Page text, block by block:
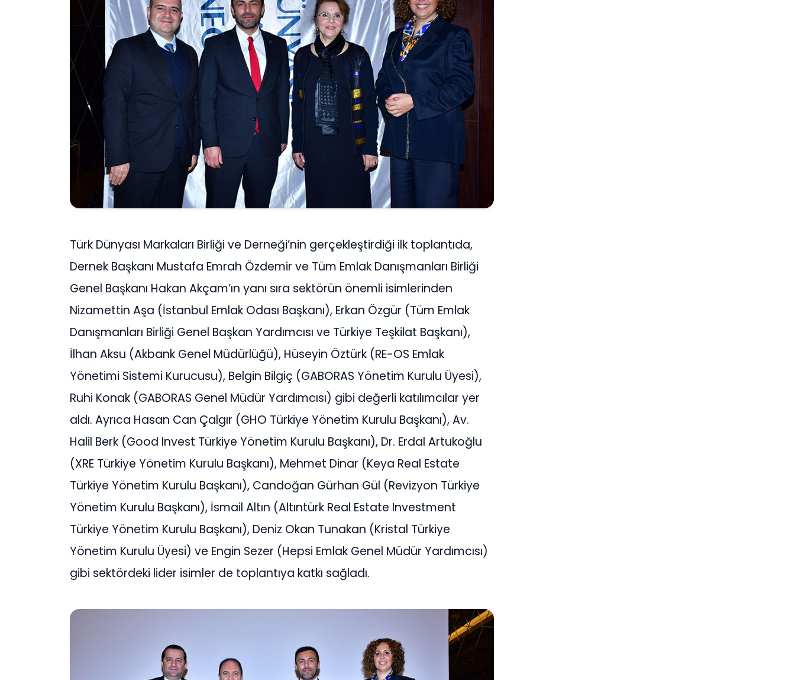
Türk Dünyası Markaları Birliği ve Derneği’nin gerçekleştirdiği ilk toplantıda,
Dernek Başkanı Mustafa Emrah Özdemir ve Tüm Emlak Danışmanları Birliği
Genel Başkanı Hakan Akçam’ın yanı sıra sektörün önemli isimlerinden
Nizamettin Aşa (İstanbul Emlak Odası Başkanı), Erkan Özgür (Tüm Emlak
Danışmanları Birliği Genel Başkan Yardımcısı ve Türkiye Teşkilat Başkanı),
İlhan Aksu (Akbank Genel Müdürlüğü), Hüseyin Öztürk (RE-OS Emlak
Yönetimi Sistemi Kurucusu), Belgin Bilgiç (GABORAS Yönetim Kurulu Üyesi),
Ruhi Konak (GABORAS Genel Müdür Yardımcısı) gibi değerli katılımcılar yer
aldı. Ayrıca Hasan Can Çalgır (GHO Türkiye Yönetim Kurulu Başkanı), Av.
Halil Berk (Good Invest Türkiye Yönetim Kurulu Başkanı), Dr. Erdal Artukoğlu
(XRE Türkiye Yönetim Kurulu Başkanı), Mehmet Dinar (Keya Real Estate
Türkiye Yönetim Kurulu Başkanı), Candoğan Gürhan Gül (Revizyon Türkiye
Yönetim Kurulu Başkanı), İsmail Altın (Altıntürk Real Estate Investment
Türkiye Yönetim Kurulu Başkanı), Deniz Okan Tunakan (Kristal Türkiye
Yönetim Kurulu Üyesi) ve Engin Sezer (Hepsi Emlak Genel Müdür Yardımcısı)
gibi sektördeki lider isimler de toplantıya katkı sağladı.